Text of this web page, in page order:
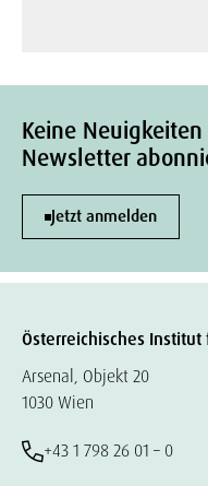
Keine
Newsletter
Jetzt anmelden
Österreichisches
Arsenal, Objekt 20
1030 Wien
+43 1 798 26 01 – 0